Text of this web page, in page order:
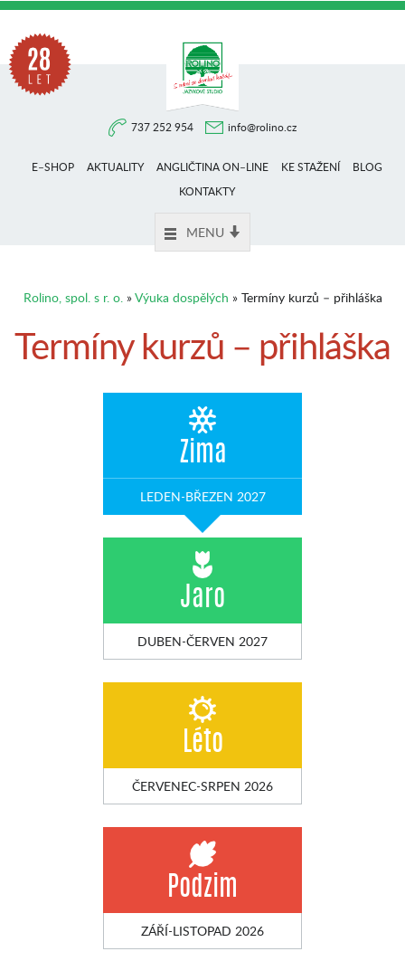
737 252 954 info@rolino.cz
E–SHOP AKTUALITY ANGLIČTINA ON–LINE KE STAŽENÍ
BLOG
KONTAKTY
MENU
Rolino, spol. s r. o.»Výuka dospělých » Termíny kurzů – přihláška
Termíny kurzů – přihláška
Zima
LEDEN-BŘEZEN 2027
Jaro
DUBEN-ČERVEN 2027
Léto
ČERVENEC-SRPEN 2026
Podzim
ZÁŘÍ-LISTOPAD 2026